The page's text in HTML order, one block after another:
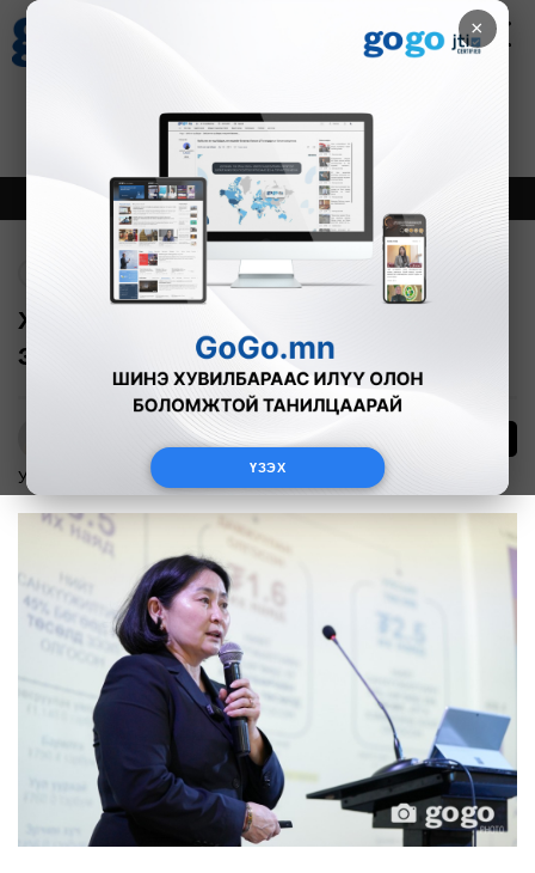
×
ҮЗЭХ
Зурхай
8.06
Онцлох Шинэ
Хөгжлийн банкны гүйцэтгэх захирал
З.Нарантуяаг ажлаас нь чөлөөллөө
Улс төр 2025-11-12